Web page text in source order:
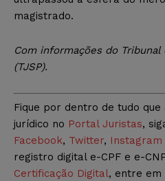
magistrado.
Com informações do
(TJSP).
Fique por dentro de tudo que
jurídico no Portal Juristas,
Facebook, Twitter, Instagram
registro digital e-CPF e e-
Certificação Digital, entre em